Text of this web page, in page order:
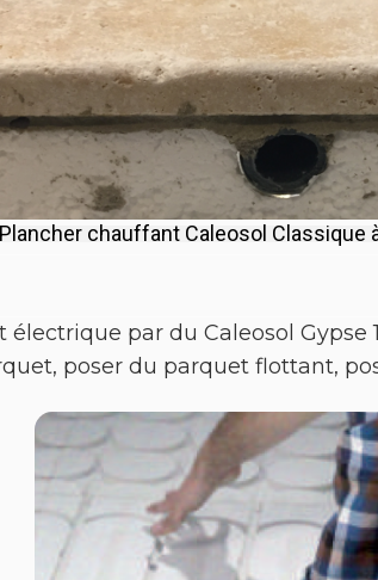
Plancher chauffant Caleosol Classique
par du Caleosol
poser du parquet flottant,